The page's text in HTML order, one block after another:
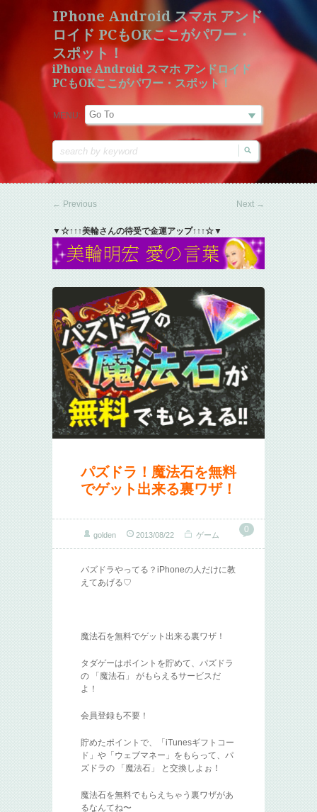
IPhone Android スマホ アンド
ロイド PCもOKここがパワー・
スポット！
iPhone Android スマホ アンドロイド
PCもOKここがパワー・スポット！
MENU:
← Previous Next →
▼☆↑↑↑美輪さんの待受で金運アップ↑↑↑☆▼
パズドラ！魔法石を無料
でゲット出来る裏ワザ！
0
golden 2013/08/22 ゲーム
パズドラやってる？iPhoneの人だけに教
えてあげる♡
魔法石を無料でゲット出来る裏ワザ！
タダゲーはポイントを貯めて、パズドラ
の 「魔法石」 がもらえるサービスだ
よ！
会員登録も不要！
貯めたポイントで、「iTunesギフトコー
ド」や「ウェブマネー」をもらって、パ
ズドラの 「魔法石」 と交換しよぉ！
魔法石を無料でもらえちゃう裏ワザがあ
るなんてね〜